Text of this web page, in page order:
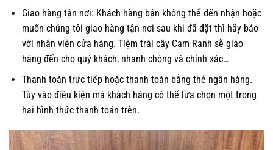
Giao hàng tận nơi: Khách hàng bận không thể đến nhận hoặc
muốn chúng tôi giao hàng tận nơi sau khi đã đặt thì hãy báo
với nhân viên cửa hàng. Tiệm trái cây Cam Ranh sẽ giao
hàng đến cho quý khách, nhanh chóng và chính xác…
Thanh toán trực tiếp hoặc thanh toán bằng thẻ ngân hàng.
Tùy vào điều kiện mà khách hàng có thể lựa chọn một trong
hai hình thức thanh toán trên.